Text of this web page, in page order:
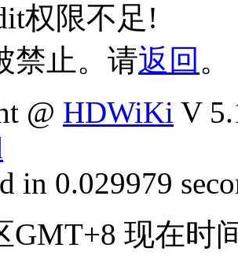
权限不足!
禁止。请返回 。
@ HDWiKi V
in 0.029979
GMT+8 现在时